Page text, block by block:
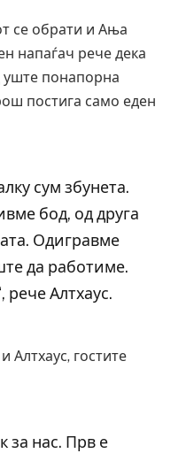
се обрати и Ања
напаѓач рече дека
уште понапорна
постига само еден
сум збунета.
бод, од друга
Одигравме
да работиме.
рече Алтхаус.
Алтхаус, гостите
за нас. Прв е